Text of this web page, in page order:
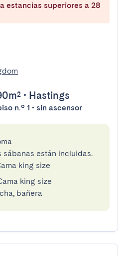
estancias superiores a 28
• Hastings
n.º 1 • sin ascensor
sábanas están incluidas.
king size
king size
bañera